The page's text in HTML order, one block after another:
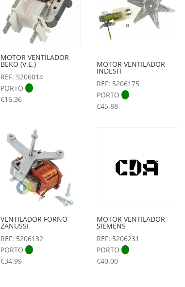
MOTOR VENTILADOR
BEKO (V.E.)
REF: 5206014
PORTO
€16.36
MOTOR VENTILADOR
INDESIT
REF: 5206175
PORTO
€45.88
VENTILADOR FORNO
ZANUSSI
REF: 5206132
PORTO
€34.99
MOTOR VENTILADOR
SIEMENS
REF: 5206231
PORTO
€40.00